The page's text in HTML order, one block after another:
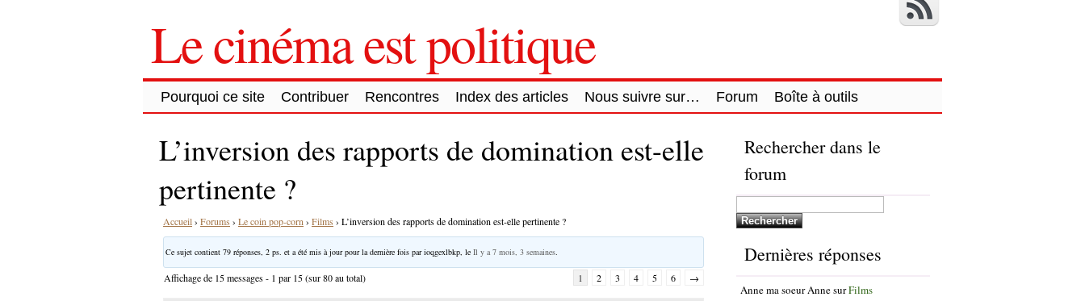
Le cinéma est politique
Pourquoi ce site Contribuer Rencontres Index des articles Nous suivre sur… Forum Boîte à outils
L’inversion des rapports de domination est-elle
pertinente ?
Accueil› Forums › Le coin pop-corn › Films › L’inversion des rapports de domination est-elle pertinente ?
Ce sujet contient 79 réponses, 2 ps. et a été mis à jour pour la dernière fois parioqgexlbkp , le Il y a 7 mois, 3 semaines
Affichage de 15 messages - 1 par 15 (sur 80 au total) 1 2 3 4 5 6 →
Rechercher dans le
forum
Dernières réponses
Anne ma soeur AnnesurFilms